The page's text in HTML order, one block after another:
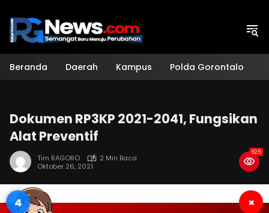
konten
Beranda Daerah Kampus Polda Gorontalo
Dokumen RP3KP 2021-2041, Fungsikan
Alat Preventif
Tim RAGORO
2 Min Baca
Oktober 26, 2021
625
4 ×